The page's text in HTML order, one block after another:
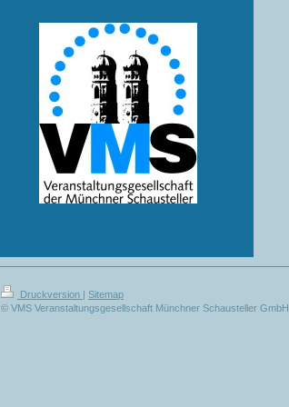
Druckversion | Sitemap
© VMS Veranstaltungsgesellschaft Münchner Schausteller GmbH